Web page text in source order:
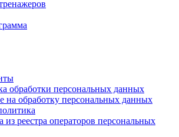
обработки персональных данных
на обработку персональных данных
из реестра операторов персональных